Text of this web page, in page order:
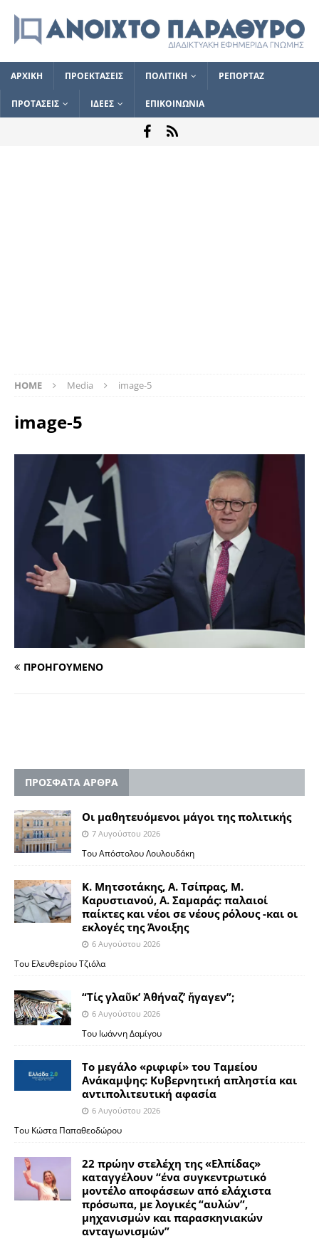
ΑΡΧΙΚΗ ΠΡΟΕΚΤΑΣΕΙΣ ΠΟΛΙΤΙΚΗ ΡΕΠΟΡΤΑΖ
ΠΡΟΤΑΣΕΙΣ ΙΔΕΕΣ ΕΠΙΚΟΙΝΩΝΙΑ
HOME Media image-5
image-5
ΠΡΟΗΓΟΥΜΕΝΟ
ΠΡΟΣΦΑΤΑ ΑΡΘΡΑ
Οι μαθητευόμενοι μάγοι της πολιτικής
7 Αυγούστου 2026
Του Απόστολου Λουλουδάκη
Κ. Μητσοτάκης, Α. Τσίπρας, Μ.
Καρυστιανού, Α. Σαμαράς: παλαιοί
παίκτες και νέοι σε νέους ρόλους -και οι
εκλογές της Άνοιξης
6 Αυγούστου 2026
Του Ελευθερίου Τζιόλα
“Τίς γλαῦκ’ Ἀθήναζ’ ἤγαγεν”;
6 Αυγούστου 2026
Του Ιωάννη Δαμίγου
Το μεγάλο «ριφιφί» του Ταμείου
Ανάκαμψης: Κυβερνητική απληστία και
αντιπολιτευτική αφασία
6 Αυγούστου 2026
Του Κώστα Παπαθεοδώρου
22 πρώην στελέχη της «Ελπίδας»
καταγγέλουν “ένα συγκεντρωτικό
μοντέλο αποφάσεων από ελάχιστα
πρόσωπα, με λογικές “αυλών”,
μηχανισμών και παρασκηνιακών
ανταγωνισμών”